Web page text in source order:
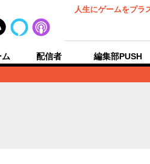
人生にゲームをプラ
ム 配信者 編集部PUSH